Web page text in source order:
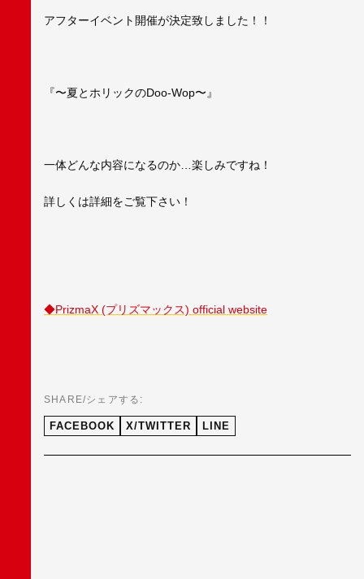
アフターイベント開催が決定致しました！！
『〜夏とホリックのDoo-Wop〜』
一体どんな内容になるのか…楽しみですね！
詳しくは詳細をご覧下さい！
◆PrizmaX (プリズマックス) official website
SHARE/シェアする:
FACEBOOK X/TWITTER LINE